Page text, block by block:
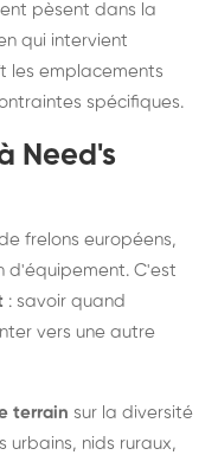
pèsent dans la
qui intervient
les emplacements
spécifiques.
Need's
frelons européens,
d'équipement. C'est
: savoir quand
vers une autre
terrain sur la diversité
urbains, nids ruraux,